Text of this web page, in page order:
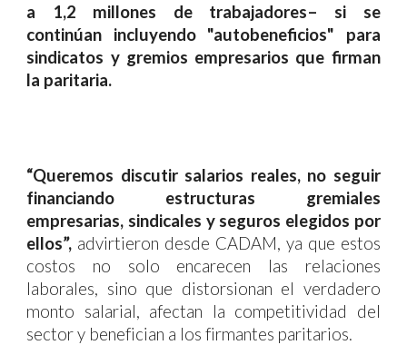
a 1,2 millones de trabajadores– si se
continúan incluyendo "autobeneficios" para
sindicatos y gremios empresarios que firman
la paritaria.
“Queremos discutir salarios reales, no seguir
financiando estructuras gremiales
empresarias, sindicales y seguros elegidos por
ellos”, advirtieron desde CADAM, ya que estos
costos no solo encarecen las relaciones
laborales, sino que distorsionan el verdadero
monto salarial, afectan la competitividad del
sector y benefician a los firmantes paritarios.